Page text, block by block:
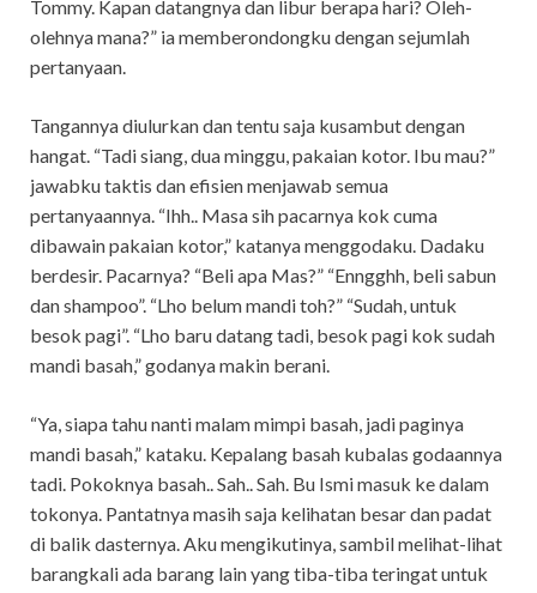
Tommy. Kapan datangnya dan libur berapa hari? Oleh-
olehnya mana?” ia memberondongku dengan sejumlah
pertanyaan.
Tangannya diulurkan dan tentu saja kusambut dengan
hangat. “Tadi siang, dua minggu, pakaian kotor. Ibu mau?”
jawabku taktis dan efisien menjawab semua
pertanyaannya. “Ihh.. Masa sih pacarnya kok cuma
dibawain pakaian kotor,” katanya menggodaku. Dadaku
berdesir. Pacarnya? “Beli apa Mas?” “Enngghh, beli sabun
dan shampoo”. “Lho belum mandi toh?” “Sudah, untuk
besok pagi”. “Lho baru datang tadi, besok pagi kok sudah
mandi basah,” godanya makin berani.
“Ya, siapa tahu nanti malam mimpi basah, jadi paginya
mandi basah,” kataku. Kepalang basah kubalas godaannya
tadi. Pokoknya basah.. Sah.. Sah. Bu Ismi masuk ke dalam
tokonya. Pantatnya masih saja kelihatan besar dan padat
di balik dasternya. Aku mengikutinya, sambil melihat-lihat
barangkali ada barang lain yang tiba-tiba teringat untuk